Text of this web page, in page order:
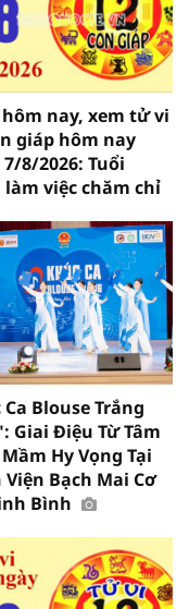
nay, xem tử vi
giáp hôm nay
8/2026: Tuổi
làm việc chăm chỉ
Blouse Trắng
Giai Điệu Từ Tâm
Hy Vọng Tại
Viện Bạch Mai Cơ
Bình